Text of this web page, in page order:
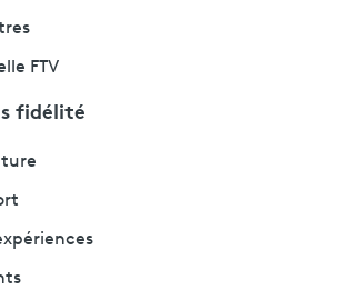
FTV
fidélité